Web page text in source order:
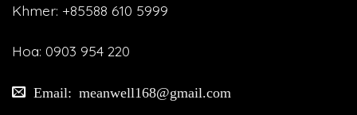
Khmer: +85588 610 5999
Hoa: 0903 954 220
Email: meanwell168@gmail.com